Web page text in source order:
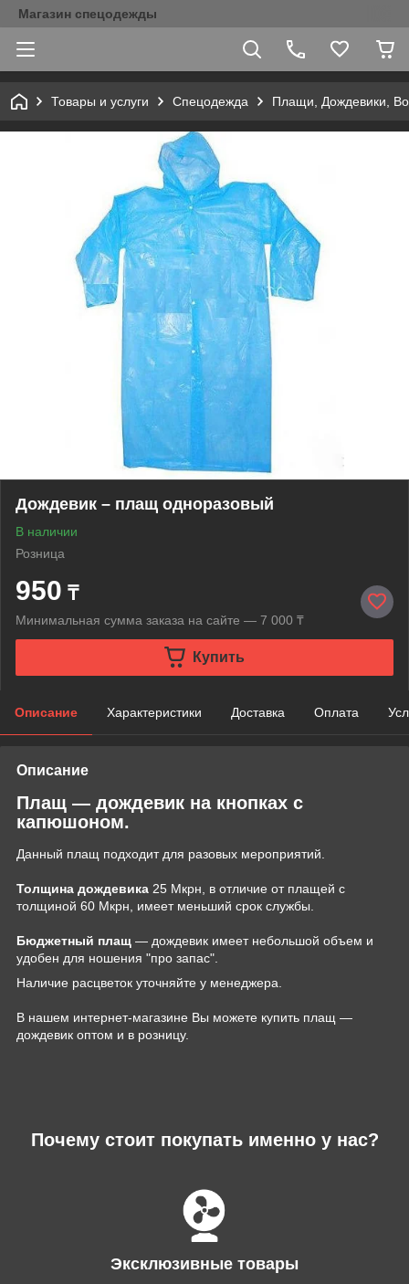
Магазин спецодежды
Товары и услуги Спецодежда Плащи, Дождевики,
Дождевик – плащ одноразовый
В наличии
Розница
950 ₸
Минимальная сумма заказа на сайте — 7 000 ₸
Купить
Описание Характеристики Доставка Оплата
Описание
Плащ ― дождевик на кнопках с
капюшоном.
Данный плащ подходит для разовых мероприятий.
Толщина дождевика 25 Мкрн, в отличие от плащей с
толщиной 60 Мкрн, имеет меньший срок службы.
Бюджетный плащ ― дождевик имеет небольшой объем и
удобен для ношения "про запас".
Наличие расцветок уточняйте у менеджера.
В нашем интернет-магазине Вы можете купить плащ ―
дождевик оптом и в розницу.
Почему стоит покупать именно у нас?
Эксклюзивные товары